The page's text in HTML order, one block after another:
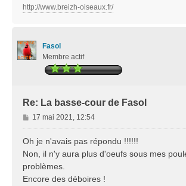
http://www.breizh-oiseaux.fr/
Fasol
Membre actif
Re: La basse-cour de Fasol
M
e
s
a
g
e
17 mai 2021, 12:54
Oh je n'avais pas répondu !!!!!!
Non, il n'y aura plus d'oeufs sous mes
problèmes.
Encore des déboires !